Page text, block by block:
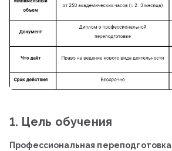
1. Цель обучения
Профессиональная переподготовка